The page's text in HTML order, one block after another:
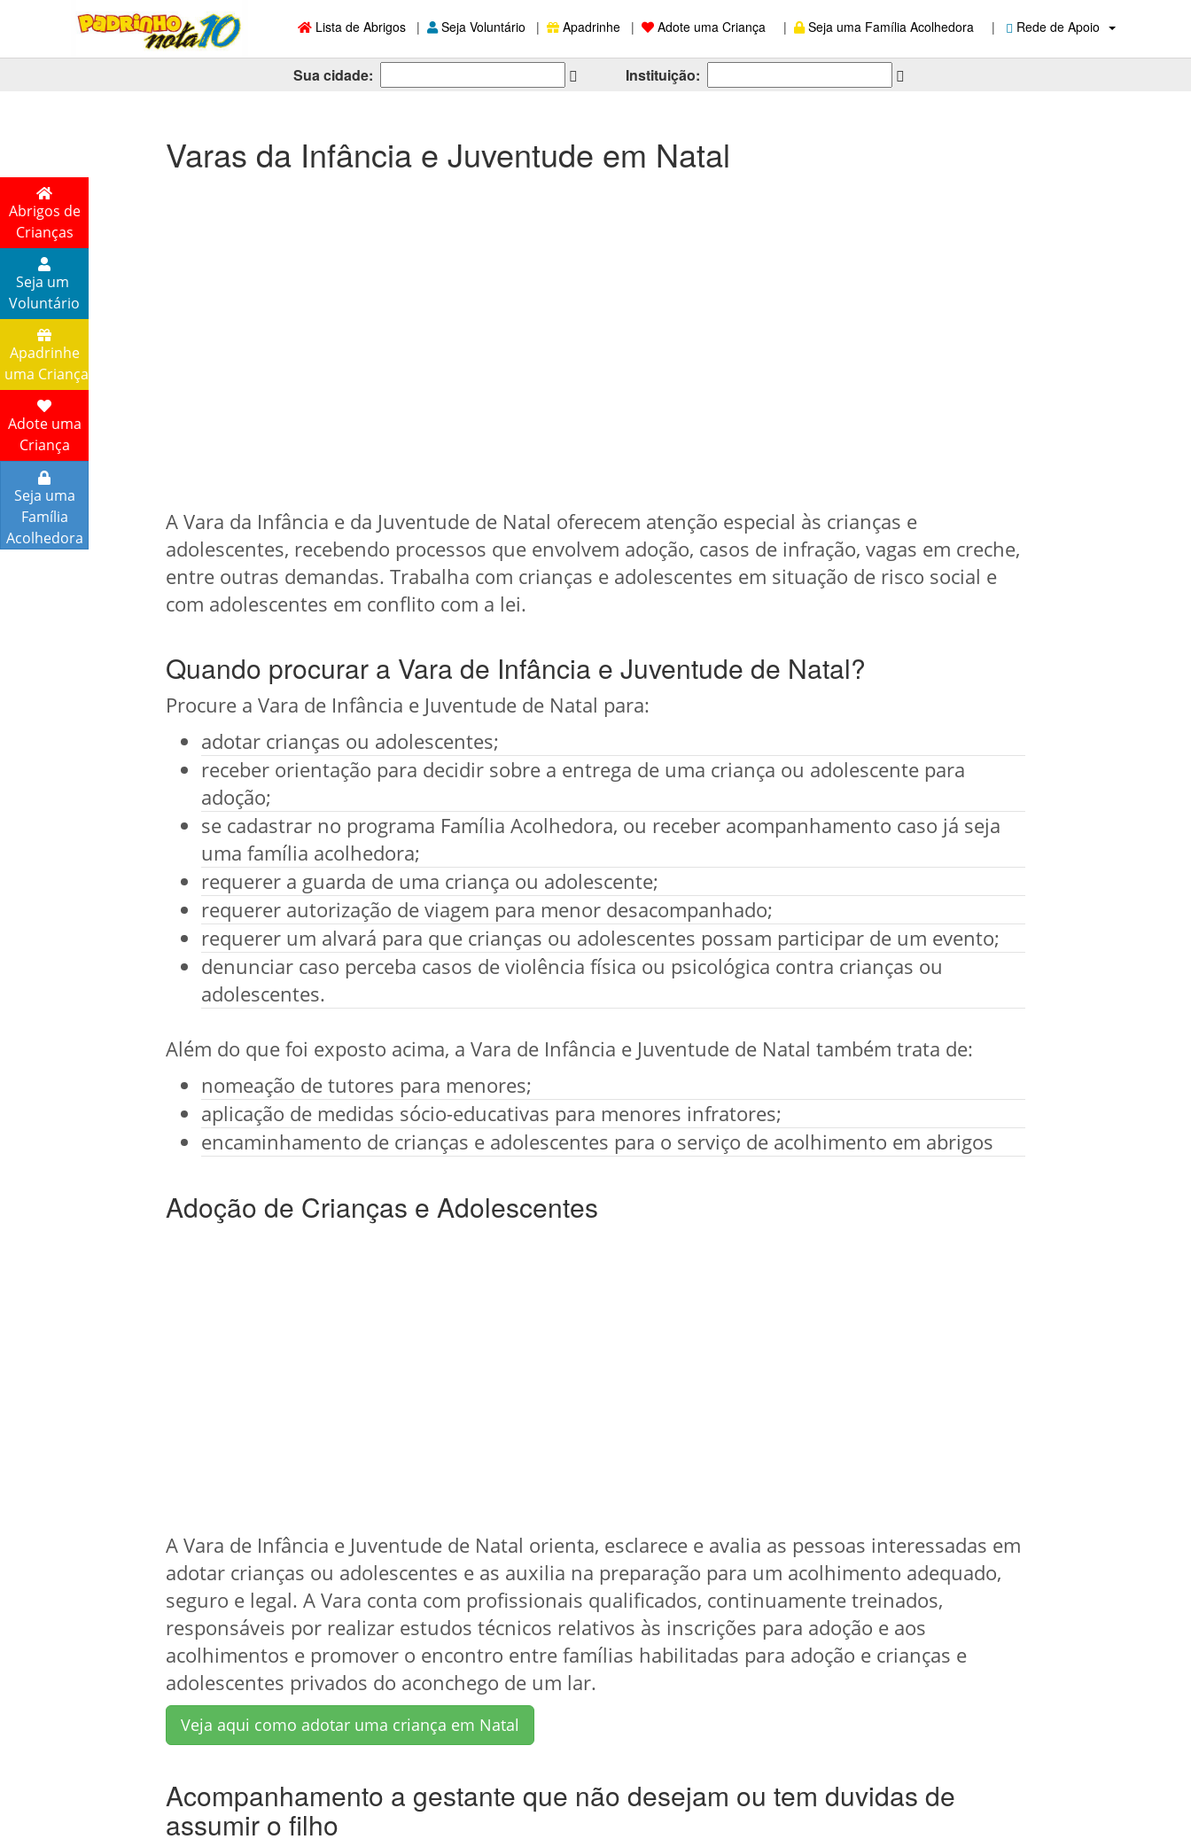
Lista de Abrigos | Seja Voluntário | Apadrinhe | Adote uma Criança | Seja uma Família Acolhedora | Rede de Apoio
Sua cidade: Instituição:
Abrigos de
Crianças
Seja um
Voluntário
Apadrinhe
uma Criança
Adote uma
Criança
Seja uma
Família
Acolhedora
Varas da Infância e Juventude em Natal
A Vara da Infância e da Juventude de Natal oferecem atenção especial às crianças e
adolescentes, recebendo processos que envolvem adoção, casos de infração, vagas em creche,
entre outras demandas. Trabalha com crianças e adolescentes em situação de risco social e
com adolescentes em conflito com a lei.
Quando procurar a Vara de Infância e Juventude de Natal?
Procure a Vara de Infância e Juventude de Natal para:
adotar crianças ou adolescentes;
receber orientação para decidir sobre a entrega de uma criança ou adolescente para
adoção;
se cadastrar no programa Família Acolhedora, ou receber acompanhamento caso já seja
uma família acolhedora;
requerer a guarda de uma criança ou adolescente;
requerer autorização de viagem para menor desacompanhado;
requerer um alvará para que crianças ou adolescentes possam participar de um evento;
denunciar caso perceba casos de violência física ou psicológica contra crianças ou
adolescentes.
Além do que foi exposto acima, a Vara de Infância e Juventude de Natal também trata de:
nomeação de tutores para menores;
aplicação de medidas sócio-educativas para menores infratores;
encaminhamento de crianças e adolescentes para o serviço de acolhimento em abrigos
Adoção de Crianças e Adolescentes
A Vara de Infância e Juventude de Natal orienta, esclarece e avalia as pessoas interessadas em
adotar crianças ou adolescentes e as auxilia na preparação para um acolhimento adequado,
seguro e legal. A Vara conta com profissionais qualificados, continuamente treinados,
responsáveis por realizar estudos técnicos relativos às inscrições para adoção e aos
acolhimentos e promover o encontro entre famílias habilitadas para adoção e crianças e
adolescentes privados do aconchego de um lar.
Veja aqui como adotar uma criança em Natal
Acompanhamento a gestante que não desejam ou tem duvidas de
assumir o filho